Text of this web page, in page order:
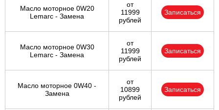
Масло моторное 0W20
Lemarc - Замена
от
11999
рублей
Записаться
Масло моторное 0W30
Lemarc - Замена
от
11999
рублей
Записаться
Масло моторное 0W40 -
Замена
от
10899
рублей
Записаться